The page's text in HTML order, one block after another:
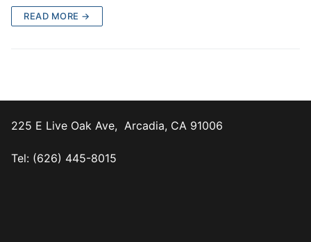
READ MORE →
225 E Live Oak Ave, Arcadia, CA 91006
Tel: (626) 445-8015